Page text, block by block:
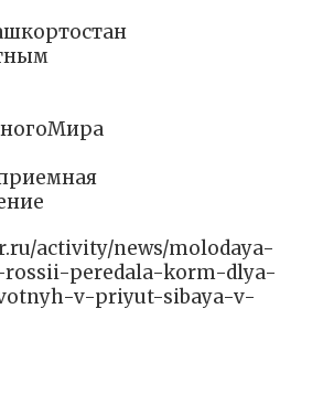
activity/news/molodaya-
rossii-peredala-korm-dlya-
v-priyut-sibaya-v-